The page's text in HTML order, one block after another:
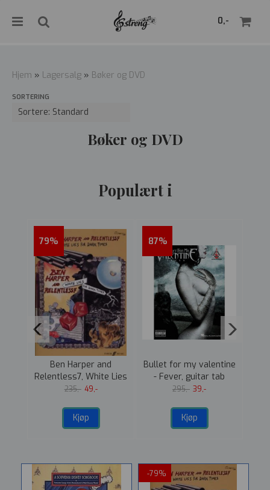
0,-
Hjem » Lagersalg » Bøker og DVD
SORTERING
Bøker og DVD
Populært i
79%
Ben Harper and
Relentless7, White Lies
for dark time
235,- 49,-
Kjøp
87%
Bullet for my valentine
- Fever, guitar tab
edition
295,- 39,-
Kjøp
-79%